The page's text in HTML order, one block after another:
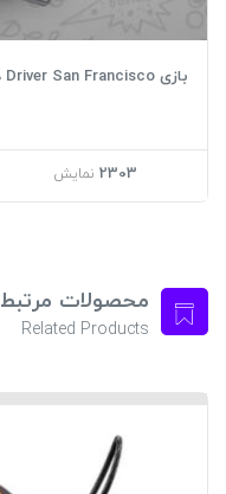
بازی Driver San Francisco دوبله فارسی برای کامپیوتر
2303 نمایش
محصولات مرتبط
Related Products